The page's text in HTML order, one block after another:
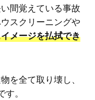
間覚えている事故
スクリーニングや
メージを払拭でき
を全て取り壊し、
。